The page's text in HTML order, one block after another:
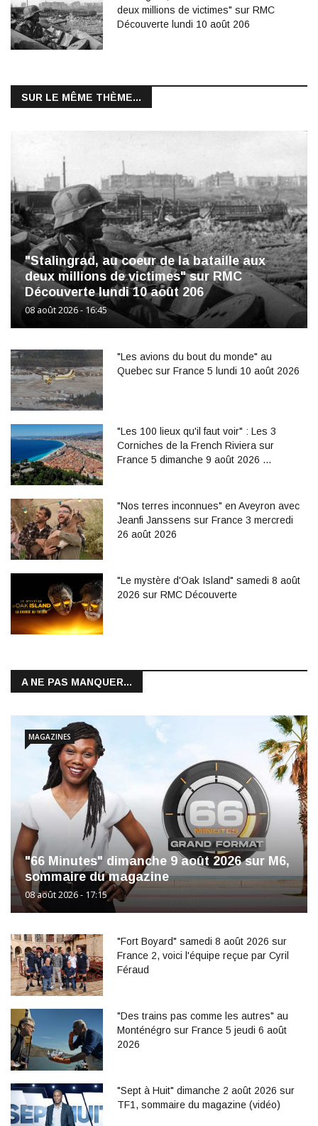
deux millions de victimes" sur RMC
Découverte lundi 10 août 206
SUR LE MÊME THÈME...
"Stalingrad, au coeur de la bataille aux
deux millions de victimes" sur RMC
Découverte lundi 10 août 206
08 août 2026 - 16:45
"Les avions du bout du monde" au
Quebec sur France 5 lundi 10 août 2026
"Les 100 lieux qu'il faut voir" : Les 3
Corniches de la French Riviera sur
France 5 dimanche 9 août 2026 …
"Nos terres inconnues" en Aveyron avec
Jeanfi Janssens sur France 3 mercredi
26 août 2026
"Le mystère d'Oak Island" samedi 8 août
2026 sur RMC Découverte
A NE PAS MANQUER...
"66 Minutes" dimanche 9 août 2026 sur M6,
sommaire du magazine
08 août 2026 - 17:15
MAGAZINES
"Fort Boyard" samedi 8 août 2026 sur
France 2, voici l'équipe reçue par Cyril
Féraud
"Des trains pas comme les autres" au
Monténégro sur France 5 jeudi 6 août
2026
"Sept à Huit" dimanche 2 août 2026 sur
TF1, sommaire du magazine (vidéo)